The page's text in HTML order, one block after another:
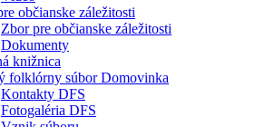
občianske záležitosti
Zbor pre občianske záležitosti
Dokumenty
knižnica
folklórny súbor Domovinka
Kontakty DFS
Fotogaléria DFS